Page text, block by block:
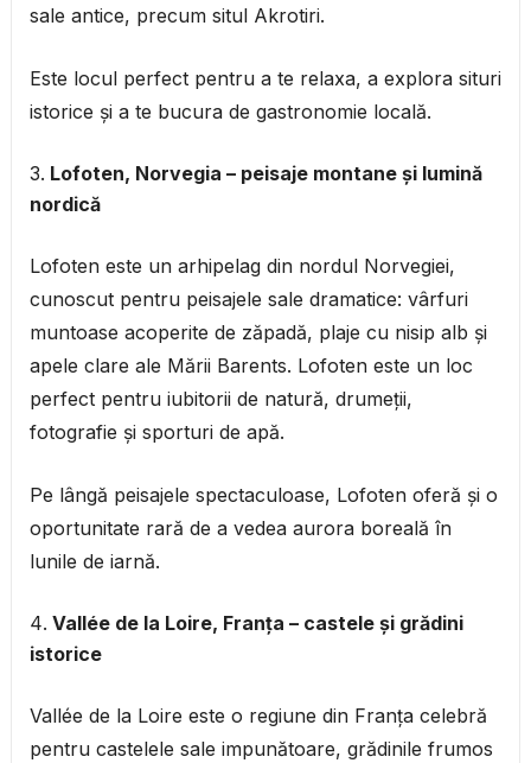
sale antice, precum situl Akrotiri.
Este locul perfect pentru a te relaxa, a explora situri
istorice și a te bucura de gastronomie locală.
Lofoten, Norvegia – peisaje montane și lumină
nordică
Lofoten este un arhipelag din nordul Norvegiei,
cunoscut pentru peisajele sale dramatice: vârfuri
muntoase acoperite de zăpadă, plaje cu nisip alb și
apele clare ale Mării Barents. Lofoten este un loc
perfect pentru iubitorii de natură, drumeții,
fotografie și sporturi de apă.
Pe lângă peisajele spectaculoase, Lofoten oferă și o
oportunitate rară de a vedea aurora boreală în
lunile de iarnă.
Vallée de la Loire, Franța – castele și grădini
istorice
Vallée de la Loire este o regiune din Franța celebră
pentru castelele sale impunătoare, grădinile frumos